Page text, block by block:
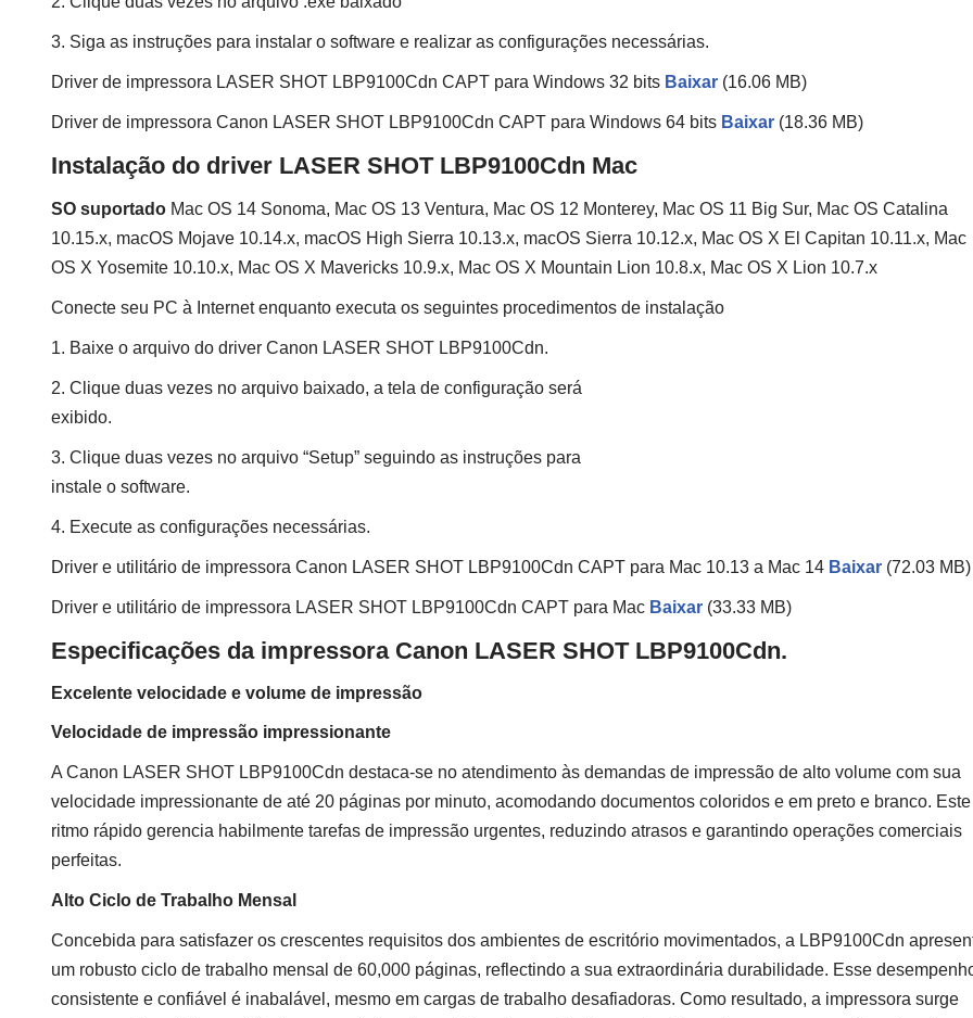
3. Siga as instruções para instalar o software e realizar as configurações necessárias.
Driver de impressora LASER SHOT LBP9100Cdn CAPT para Windows 32 bits Baixar (16.06 MB)
Driver de impressora Canon LASER SHOT LBP9100Cdn CAPT para Windows 64 bits Baixar (18.36 MB)
Instalação do driver LASER SHOT LBP9100Cdn Mac
SO suportado Mac OS 14 Sonoma, Mac OS 13 Ventura, Mac OS 12 Monterey, Mac OS 11 Big Sur, Mac OS Catalina
10.15.x, macOS Mojave 10.14.x, macOS High Sierra 10.13.x, macOS Sierra 10.12.x, Mac OS X El Capitan 10.11.x, Mac
OS X Yosemite 10.10.x, Mac OS X Mavericks 10.9.x, Mac OS X Mountain Lion 10.8.x, Mac OS X Lion 10.7.x
Conecte seu PC à Internet enquanto executa os seguintes procedimentos de instalação
1. Baixe o arquivo do driver Canon LASER SHOT LBP9100Cdn.
2. Clique duas vezes no arquivo baixado, a tela de configuração será
exibido.
3. Clique duas vezes no arquivo “Setup” seguindo as instruções para
instale o software.
4. Execute as configurações necessárias.
Driver e utilitário de impressora Canon LASER SHOT LBP9100Cdn CAPT para Mac 10.13 a Mac 14 Baixar (72.03 MB)
Driver e utilitário de impressora LASER SHOT LBP9100Cdn CAPT para Mac Baixar (33.33 MB)
Especificações da impressora Canon LASER SHOT LBP9100Cdn.
Excelente velocidade e volume de impressão
Velocidade de impressão impressionante
A Canon LASER SHOT LBP9100Cdn destaca-se no atendimento às demandas de impressão de alto volume com sua
velocidade impressionante de até 20 páginas por minuto, acomodando documentos coloridos e em preto e branco. Este
ritmo rápido gerencia habilmente tarefas de impressão urgentes, reduzindo atrasos e garantindo operações comerciais
perfeitas.
Alto Ciclo de Trabalho Mensal
Concebida para satisfazer os crescentes requisitos dos ambientes de escritório movimentados, a LBP9100Cdn
um robusto ciclo de trabalho mensal de 60,000 páginas, reflectindo a sua extraordinária durabilidade. Esse
consistente e confiável é inabalável, mesmo em cargas de trabalho desafiadoras. Como resultado, a impressora surge